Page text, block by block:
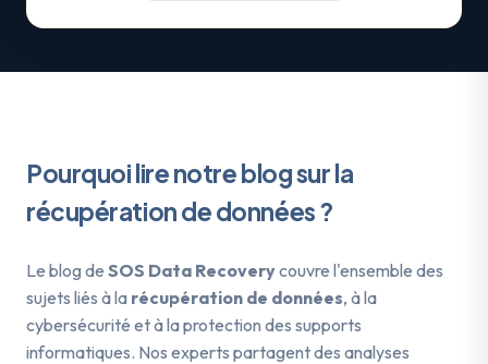
Pourquoi lire notre blog sur la
récupération de données ?
Le blog de SOS Data Recoverycouvre l'ensemble des
sujets liés à la récupération de données, à la
cybersécurité et à la protection des supports
informatiques. Nos experts partagent des analyses